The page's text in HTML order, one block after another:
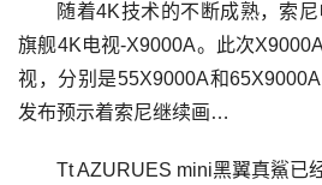
随着4K技术的不断成熟，索尼
旗舰4K电视-X9000A。此次
视，分别是55X9000A和
发布预示着索尼继续画…
Tt AZURUES mini黑翼真鯊已